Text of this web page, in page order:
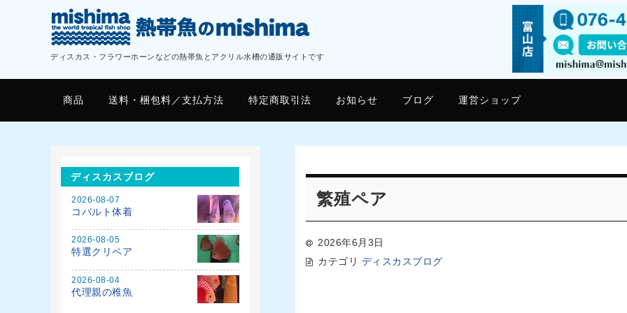
ディスカス・フラワーホーンなどの熱帯魚とアクリル水槽の通販サイトです
商品 送料・梱包料／支払方法 特定商取引法 お知らせ ブログ 運営ショップ
繁殖ペア
2026年6月3日
カテゴリ ディスカスブログ
ディスカスブログ
2026-08-07
コバルト体着
2026-08-05
特選クリペア
2026-08-04
代理親の稚魚